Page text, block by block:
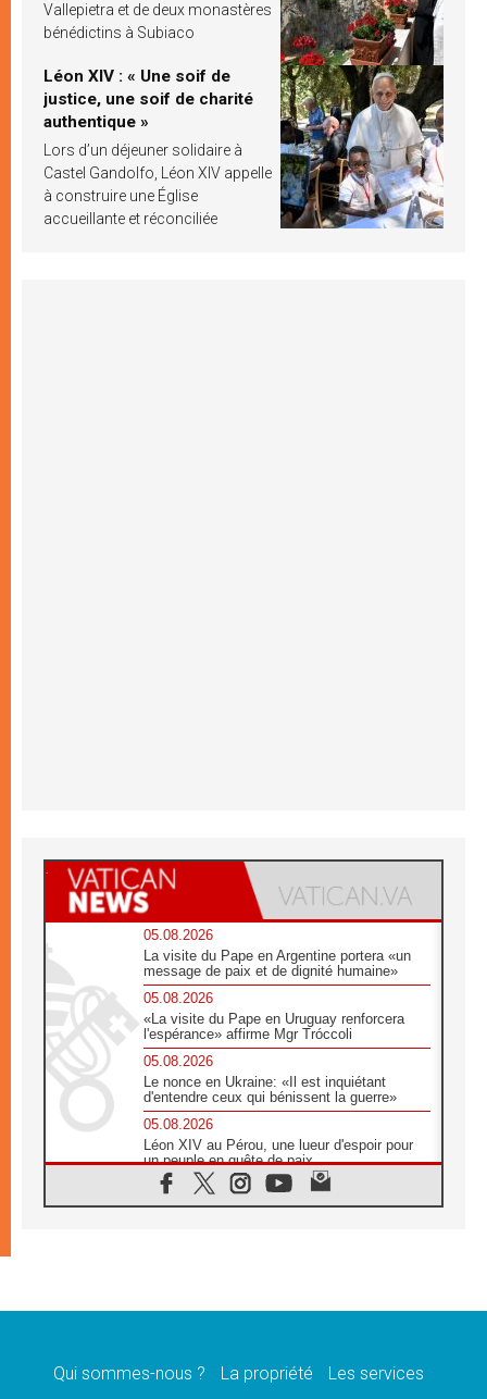
Vallepietra et de deux monastères
bénédictins à Subiaco
Léon XIV : « Une soif de
justice, une soif de charité
authentique »
Lors d’un déjeuner solidaire à
Castel Gandolfo, Léon XIV appelle
à construire une Église
accueillante et réconciliée
05.08.2026
La visite du Pape en Argentine portera «un
message de paix et de dignité humaine»
05.08.2026
«La visite du Pape en Uruguay renforcera
l'espérance» affirme Mgr Tróccoli
05.08.2026
Le nonce en Ukraine: «Il est inquiétant
d'entendre ceux qui bénissent la guerre»
05.08.2026
Léon XIV au Pérou, une lueur d'espoir pour
un peuple en quête de paix
05.08.2026
SCEAM: L'Église en Afrique vers
en Argentine et au Pérou
Qui sommes-nous ? La propriété Les services